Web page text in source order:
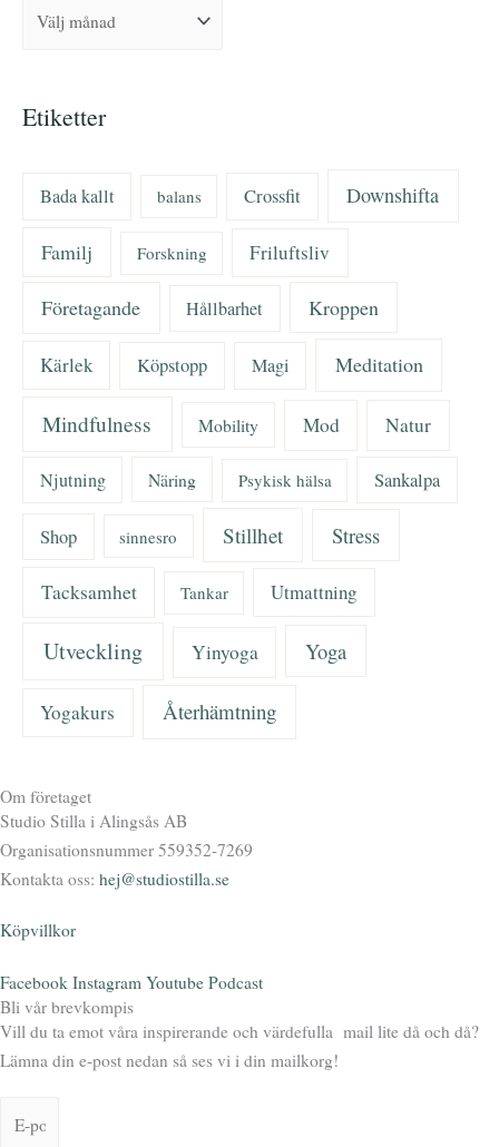
Etiketter
Bada kallt balans Crossfit Downshifta
Familj Forskning Friluftsliv
Företagande Hållbarhet Kroppen
Kärlek Köpstopp Magi Meditation
Mindfulness Mobility Mod Natur
Njutning Näring Psykisk hälsa Sankalpa
Shop sinnesro Stillhet Stress
Tacksamhet Tankar Utmattning
Utveckling Yinyoga Yoga
Yogakurs Återhämtning
Om företaget
Studio Stilla i Alingsås AB
Organisationsnummer 559352-7269
Kontakta oss: hej@studiostilla.se
Köpvillkor
Facebook Instagram Youtube Podcast
Bli vår brevkompis
Vill du ta emot våra inspirerande och värdefulla mail lite då och då?
Lämna din e-post nedan så ses vi i din mailkorg!